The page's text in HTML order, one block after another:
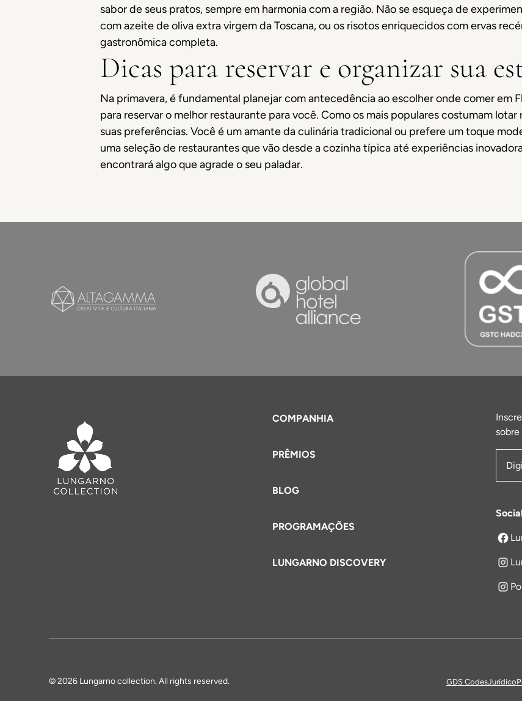
sabor de seus pratos, sempre em harmonia com a região. Não se esqueça de
com azeite de oliva extra virgem da Toscana, ou os risotos enriquecidos com ervas
gastronômica completa.
Dicas para reservar e organizar sua
Na primavera, é fundamental planejar com antecedência ao escolher onde comer em
para reservar o melhor restaurante para você. Como os mais populares costumam
suas preferências. Você é um amante da culinária tradicional ou prefere um toque
uma seleção de restaurantes que vão desde a cozinha típica até experiências
encontrará algo que agrade o seu paladar.
COMPANHIA
PRÊMIOS
BLOG
PROGRAMAÇÕES
LUNGARNO DISCOVERY
abre
© 2026 Lungarno collection. All rights reserved. GDS CodesJurídico